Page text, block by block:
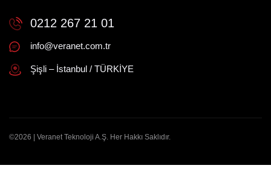
0212 267 21 01
info@veranet.com.tr
Şişli – İstanbul / TÜRKİYE
©2026 | Veranet Teknoloji A.Ş. Her Hakkı Saklıdır.